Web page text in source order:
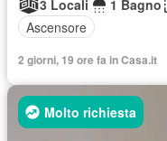
3 Locali
1 Bagno
Ascensore
2 giorni, 19 ore fa in Casa.it
Molto richiesta